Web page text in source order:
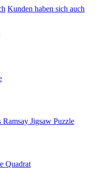
Kunden haben sich auch
Ramsay Jigsaw Puzzle
Quadrat